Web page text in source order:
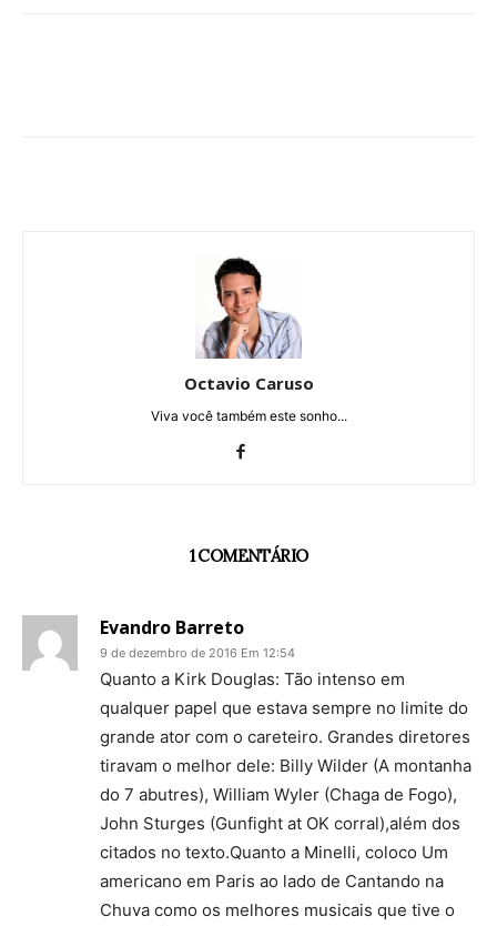
Octavio Caruso
Viva você também este sonho...
1 COMENTÁRIO
Evandro Barreto
9 de dezembro de 2016 Em 12:54
Quanto a Kirk Douglas: Tão intenso em
qualquer papel que estava sempre no limite do
grande ator com o careteiro. Grandes diretores
tiravam o melhor dele: Billy Wilder (A montanha
do 7 abutres), William Wyler (Chaga de Fogo),
John Sturges (Gunfight at OK corral),além dos
citados no texto.Quanto a Minelli, coloco Um
americano em Paris ao lado de Cantando na
Chuva como os melhores musicais que tive o